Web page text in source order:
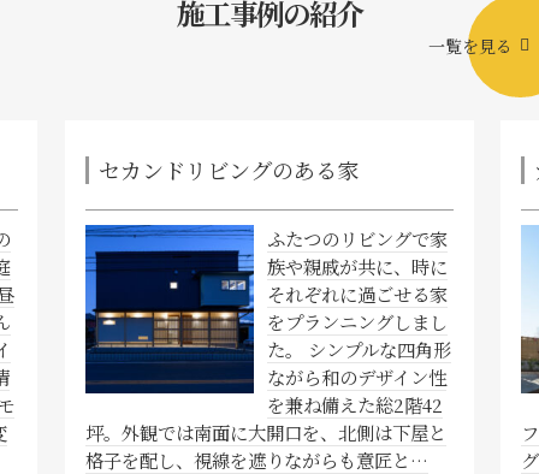
施工事例の紹介
一覧を見る
セカンドリビングのある家
ふたつのリビングで家
族や親戚が共に、時に
それぞれに過ごせる家
をプランニングしまし
た。 シンプルな四角形
ながら和のデザイン性
を兼ね備えた総2階42
坪。外観では南面に大開口を、北側は下屋と
格子を配し、視線を遮りながらも意匠と…